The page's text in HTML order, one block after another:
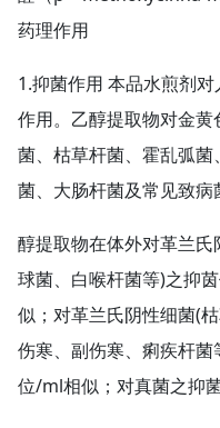
药理作用
1.抑菌作用 本品水煎剂
作用。乙醇提取物对金
菌、枯草杆菌、霍乱弧
菌、大肠杆菌及常见致病
醇提取物在体外对革兰
球菌、白喉杆菌等)之抑
似；对革兰氏阴性细菌(
伤寒、副伤寒、痢疾杆
位/ml相似；对真菌之抑